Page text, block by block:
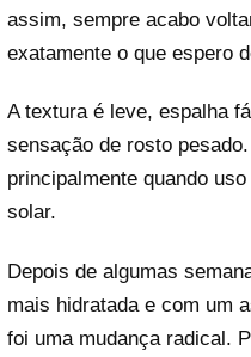
assim, sempre acabo
exatamente o que espero
A textura é leve, espalha
sensação de rosto
principalmente quando
solar.
Depois de algumas
mais hidratada e com um
foi uma mudança radical.